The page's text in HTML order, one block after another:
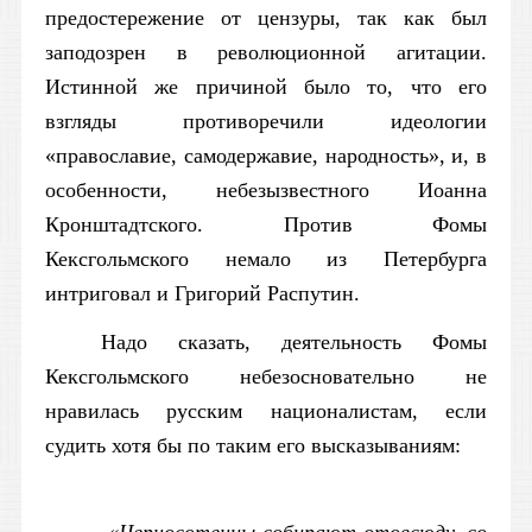
предостережение от цензуры, так как был
заподозрен в революционной агитации.
Истинной же причиной было то, что его
взгляды противоречили идеологии
«православие, самодержавие, народность», и, в
особенности, небезызвестного Иоанна
Кронштадтского. Против Фомы
Кексгольмского немало из Петербурга
интриговал и Григорий Распутин.
Надо сказать, деятельность Фомы
Кексгольмского небезосновательно не
нравилась русским националистам, если
судить хотя бы по таким его высказываниям: